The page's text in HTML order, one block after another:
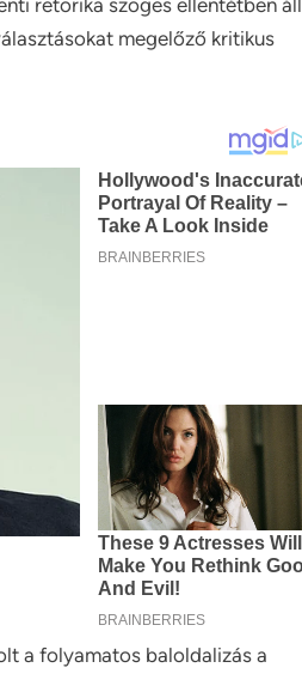
retorika szöges ellentétben áll
megelőző kritikus
a folyamatos baloldalizás a